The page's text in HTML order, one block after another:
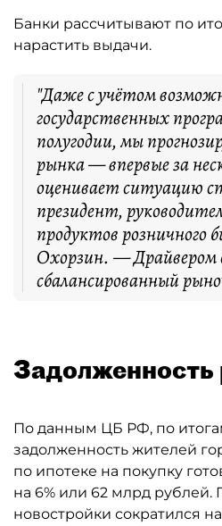
Банки рассчитывают по
нарастить выдачи.
"Даже с учётом
государственных
полугодии, мы
рынка — впервые за
оценивает ситуацию
президент,
продуктов розничного
Охорзин. —
сбалансированный
Задолженность
По данным ЦБ РФ, по
задолженность жителей
по ипотеке на покупку
на 6% или 62 млрд рублей.
новостройки сократился